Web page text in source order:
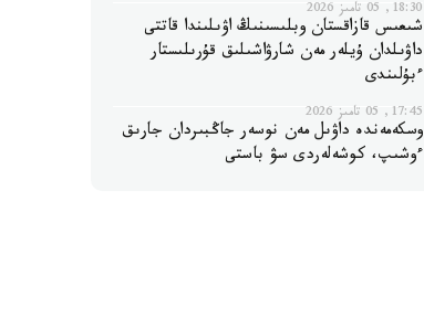
18:30, 05 تامىز 2026
شىعىس قازاقستان وبلىسىنىڭ اۋىلىندا قاتتى
داۋىلدان ۇيلەر مەن شارۋاشىلىق قۇرىلىستار
ءبۇلىندى
17:45, 05 تامىز 2026
وسكەمەندە داۋىل مەن نوسەر جاڭبىردان جارىق
ءوشىپ، كوشەلەردى سۋ باستى